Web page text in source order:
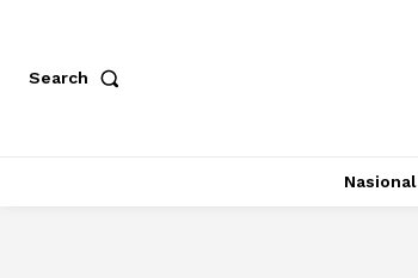
Search
Nasional